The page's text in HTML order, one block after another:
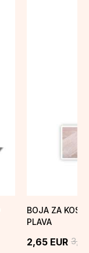
BOJA ZA
PLAVA
2,65 EUR 3,31